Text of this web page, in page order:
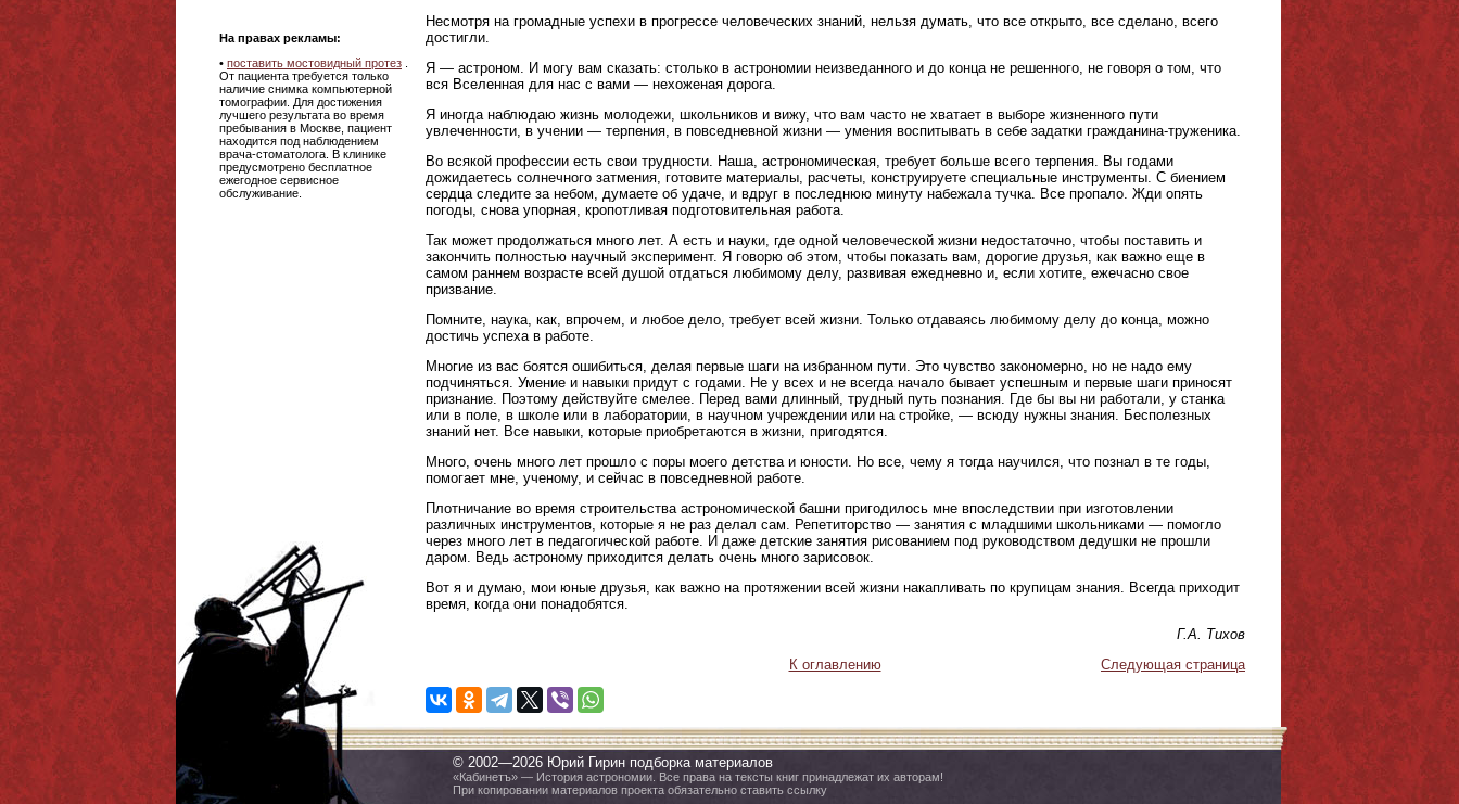
На правах рекламы:
• поставить мостовидный протез
От пациента требуется только
наличие снимка компьютерной
томографии. Для достижения
лучшего результата во время
пребывания в Москве, пациент
находится под наблюдением
врача-стоматолога. В клинике
предусмотрено бесплатное
ежегодное сервисное
обслуживание.
Несмотря на громадные успехи в прогрессе человеческих знаний, нельзя думать, что все открыто, все сделано, всего
достигли.
Я — астроном. И могу вам сказать: столько в астрономии неизведанного и до конца не решенного, не говоря о том, что
вся Вселенная для нас с вами — нехоженая дорога.
Я иногда наблюдаю жизнь молодежи, школьников и вижу, что вам часто не хватает в выборе жизненного пути
увлеченности, в учении — терпения, в повседневной жизни — умения воспитывать в себе задатки гражданина-труженика.
Во всякой профессии есть свои трудности. Наша, астрономическая, требует больше всего терпения. Вы годами
дожидаетесь солнечного затмения, готовите материалы, расчеты, конструируете специальные инструменты. С биением
сердца следите за небом, думаете об удаче, и вдруг в последнюю минуту набежала тучка. Все пропало. Жди опять
погоды, снова упорная, кропотливая подготовительная работа.
Так может продолжаться много лет. А есть и науки, где одной человеческой жизни недостаточно, чтобы поставить и
закончить полностью научный эксперимент. Я говорю об этом, чтобы показать вам, дорогие друзья, как важно еще в
самом раннем возрасте всей душой отдаться любимому делу, развивая ежедневно и, если хотите, ежечасно свое
призвание.
Помните, наука, как, впрочем, и любое дело, требует всей жизни. Только отдаваясь любимому делу до конца, можно
достичь успеха в работе.
Многие из вас боятся ошибиться, делая первые шаги на избранном пути. Это чувство закономерно, но не надо ему
подчиняться. Умение и навыки придут с годами. Не у всех и не всегда начало бывает успешным и первые шаги приносят
признание. Поэтому действуйте смелее. Перед вами длинный, трудный путь познания. Где бы вы ни работали, у станка
или в поле, в школе или в лаборатории, в научном учреждении или на стройке, — всюду нужны знания. Бесполезных
знаний нет. Все навыки, которые приобретаются в жизни, пригодятся.
Много, очень много лет прошло с поры моего детства и юности. Но все, чему я тогда научился, что познал в те годы,
помогает мне, ученому, и сейчас в повседневной работе.
Плотничание во время строительства астрономической башни пригодилось мне впоследствии при изготовлении
различных инструментов, которые я не раз делал сам. Репетиторство — занятия с младшими школьниками — помогло
через много лет в педагогической работе. И даже детские занятия рисованием под руководством дедушки не прошли
даром. Ведь астроному приходится делать очень много зарисовок.
Вот я и думаю, мои юные друзья, как важно на протяжении всей жизни накапливать по крупицам знания. Всегда приходит
время, когда они понадобятся.
Г.А. Тихов
К оглавлению
Следующая страница
© 2002—2026 Юрий Гирин подборка материалов
«Кабинетъ» — История астрономии. Все права на тексты книг принадлежат их авторам!
При копировании материалов проекта обязательно ставить ссылку